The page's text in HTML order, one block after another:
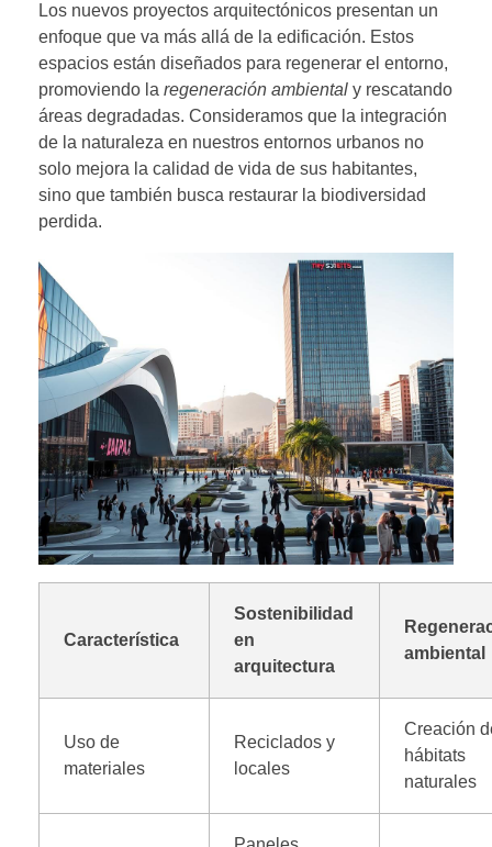
Los nuevos proyectos arquitectónicos presentan un
enfoque que va más allá de la edificación. Estos
espacios están diseñados para regenerar el entorno,
promoviendo la regeneración ambiental y rescatando
áreas degradadas. Consideramos que la integración
de la naturaleza en nuestros entornos urbanos no
solo mejora la calidad de vida de sus habitantes,
sino que también busca restaurar la biodiversidad
perdida.
Característica
Sostenibilidad
en
arquitectura
ambiental
Uso de
materiales
Reciclados y
locales
Creación
hábitats
naturales